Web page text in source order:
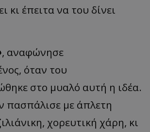
κι έπειτα να του δίνει
, αναφώνησε
όταν του
στο μυαλό αυτή η ιδέα.
πασπάλισε με άπλετη
χορευτική χάρη, κι